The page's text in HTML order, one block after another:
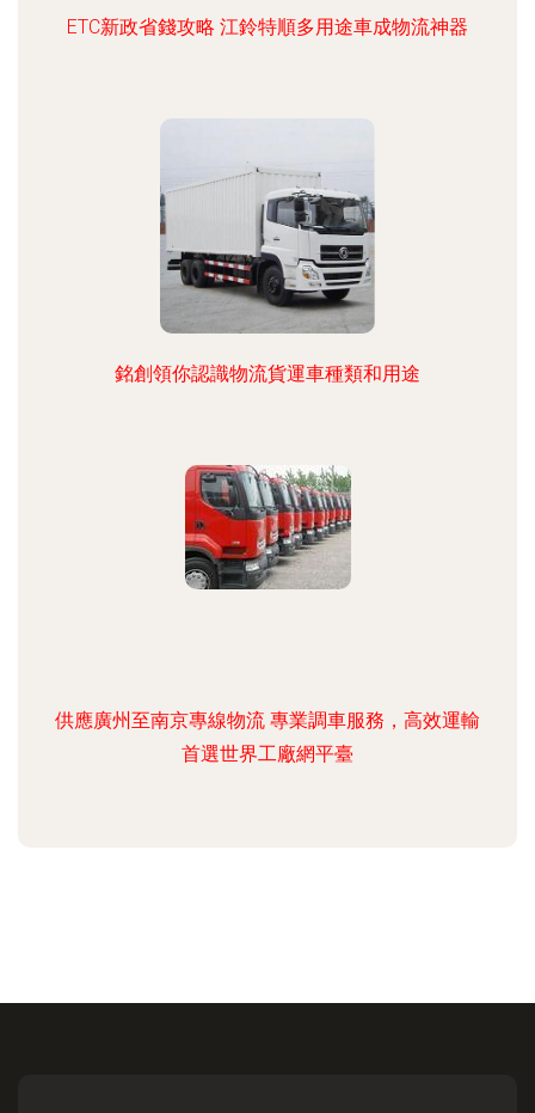
ETC新政省錢攻略 江鈴特順多用途車成物流神器
銘創領你認識物流貨運車種類和用途
供應廣州至南京專線物流 專業調車服務，高效運輸
首選世界工廠網平臺